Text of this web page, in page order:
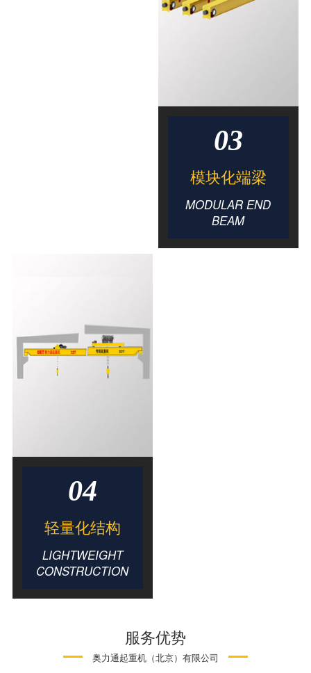
03
模块化端梁
MODULAR END
BEAM
04
轻量化结构
LIGHTWEIGHT
CONSTRUCTION
服务优势
奥力通起重机（北京）有限公司